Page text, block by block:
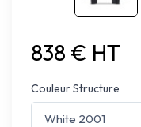
838 € HT
Couleur Structure